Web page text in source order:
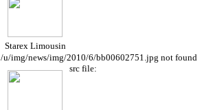
Starex Limousin
e
/u/img/news/img/2010/6/bb00602751.jpg not found
src file: